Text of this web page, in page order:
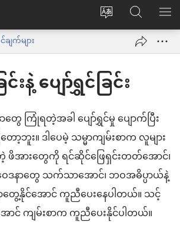
ဝ
ဆိုက်
ဘာသာစကား
ကို
ပြောင်း
ပါ
Log
in
အသစ်
ဖွ
နေ
ပါ
တယ်)
JW.ORG
ရှာ
ျက်များ
နဲ့ ပျော်ရွှင်ခြင်း
ကြုံရတဲ့အခါ ပျော်ရွှင်မှု ပျောက်ပြီး
ဘူး။ ဒါပေမဲ့ သမ္မာကျမ်းစာက လူများ
ဖိအားတွေကို ရင်ဆိုင်ဖြေရှင်းတတ်အောင်၊
ဝေဒနာတွေ သက်သာအောင်၊ ဘဝအဓိပ္ပာယ်နဲ့
ေ့နိုင်အောင် ကူညီပေးနေပါတယ်။ သင့်
ာင် ကျမ်းစာက ကူညီပေးနိုင်ပါတယ်။